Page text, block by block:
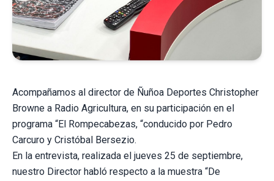
Acompañamos al director de Ñuñoa Deportes Christopher
Browne a Radio Agricultura, en su participación en el
programa “El Rompecabezas, “conducido por Pedro
Carcuro y Cristóbal Bersezio.
En la entrevista, realizada el jueves 25 de septiembre,
nuestro Director habló respecto a la muestra “De